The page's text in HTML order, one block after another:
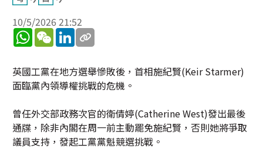
10/5/2026 21:52
WhatsApp
WeChatLinkedIn
英國工黨在地方選舉慘敗後，首相施紀賢(Keir Starmer)
面臨黨內領導權挑戰的危機。
曾任外交部政務次官的衛倩婷(Catherine West)發出最後
通牒，除非內閣在周一前主動罷免施紀賢，否則她將爭取
議員支持，發起工黨黨魁競選挑戰。